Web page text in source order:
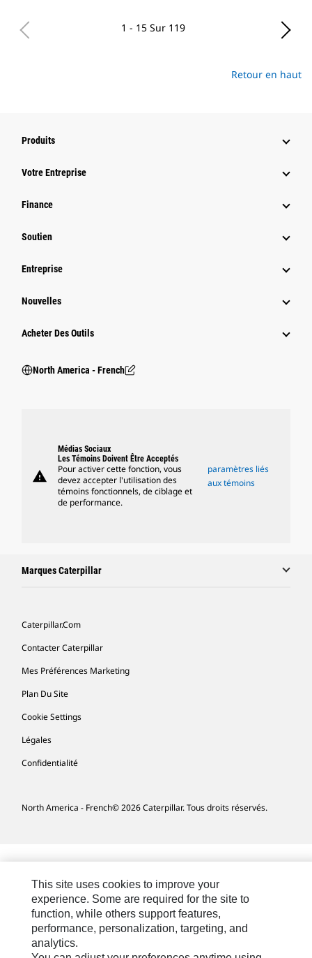
1 - 15 Sur 119
Retour en haut
Produits
Votre Entreprise
Finance
Soutien
Entreprise
Nouvelles
Acheter Des Outils
North America - French
warning
Médias Sociaux
Les Témoins Doivent Être Acceptés
Pour activer cette fonction, vous
devez accepter l'utilisation des
témoins fonctionnels, de ciblage et
de performance.
paramètres liés
aux témoins
Marques Caterpillar
Caterpillar.com
Contacter Caterpillar
Mes Préférences Marketing
Plan Du Site
Cookie Settings
Légales
Confidentialité
North America - French© 2026 Caterpillar. Tous droits réservés.
This site uses cookies to improve your
experience. Some are required for the site to
function, while others support features,
performance, personalization, targeting, and
analytics.